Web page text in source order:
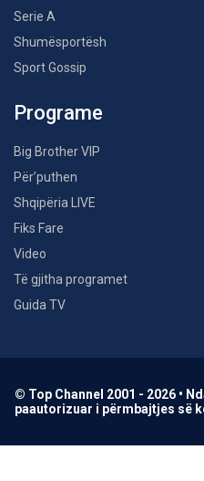
Serie A
Shumësportësh
Sport Gossip
Programe
Big Brother VIP
Për’puthen
Shqipëria LIVE
Fiks Fare
Video
Të gjitha programet
Guida TV
© Top Channel 2001 - 2026 •
paautorizuar i përmbajtjes së